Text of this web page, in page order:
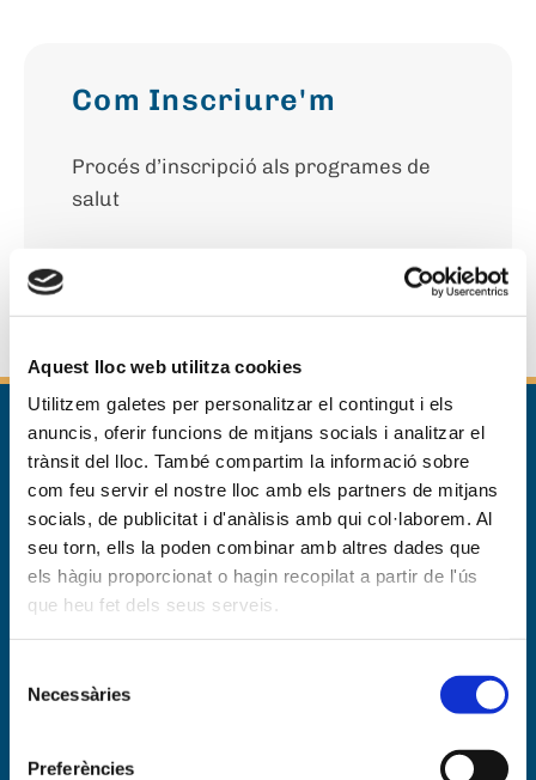
Aquest lloc web utilitza cookies
Utilitzem galetes per personalitzar el contingut i els
anuncis, oferir funcions de mitjans socials i analitzar el
trànsit del lloc. També compartim la informació sobre
com feu servir el nostre lloc amb els partners de mitjans
socials, de publicitat i d'anàlisis amb qui col·laborem. Al
seu torn, ells la poden combinar amb altres dades que
els hàgiu proporcionat o hagin recopilat a partir de l'ús
que heu fet dels seus serveis.
Necessàries
Preferències
Com Inscriure'm
Procés d’inscripció als programes de
salut
Benestar Salut PRO Estiu
Complex Aquàtic – Zona esportiva